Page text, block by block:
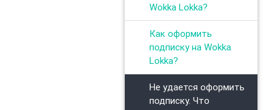
Wokka Lokka?
Как оформить
подписку на Wokka
Lokka?
Не удается оформить
подписку. Что